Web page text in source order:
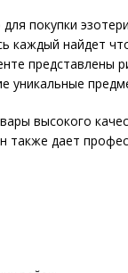
покупки
каждый найдет
представлены
уникальные
высокого
также дает